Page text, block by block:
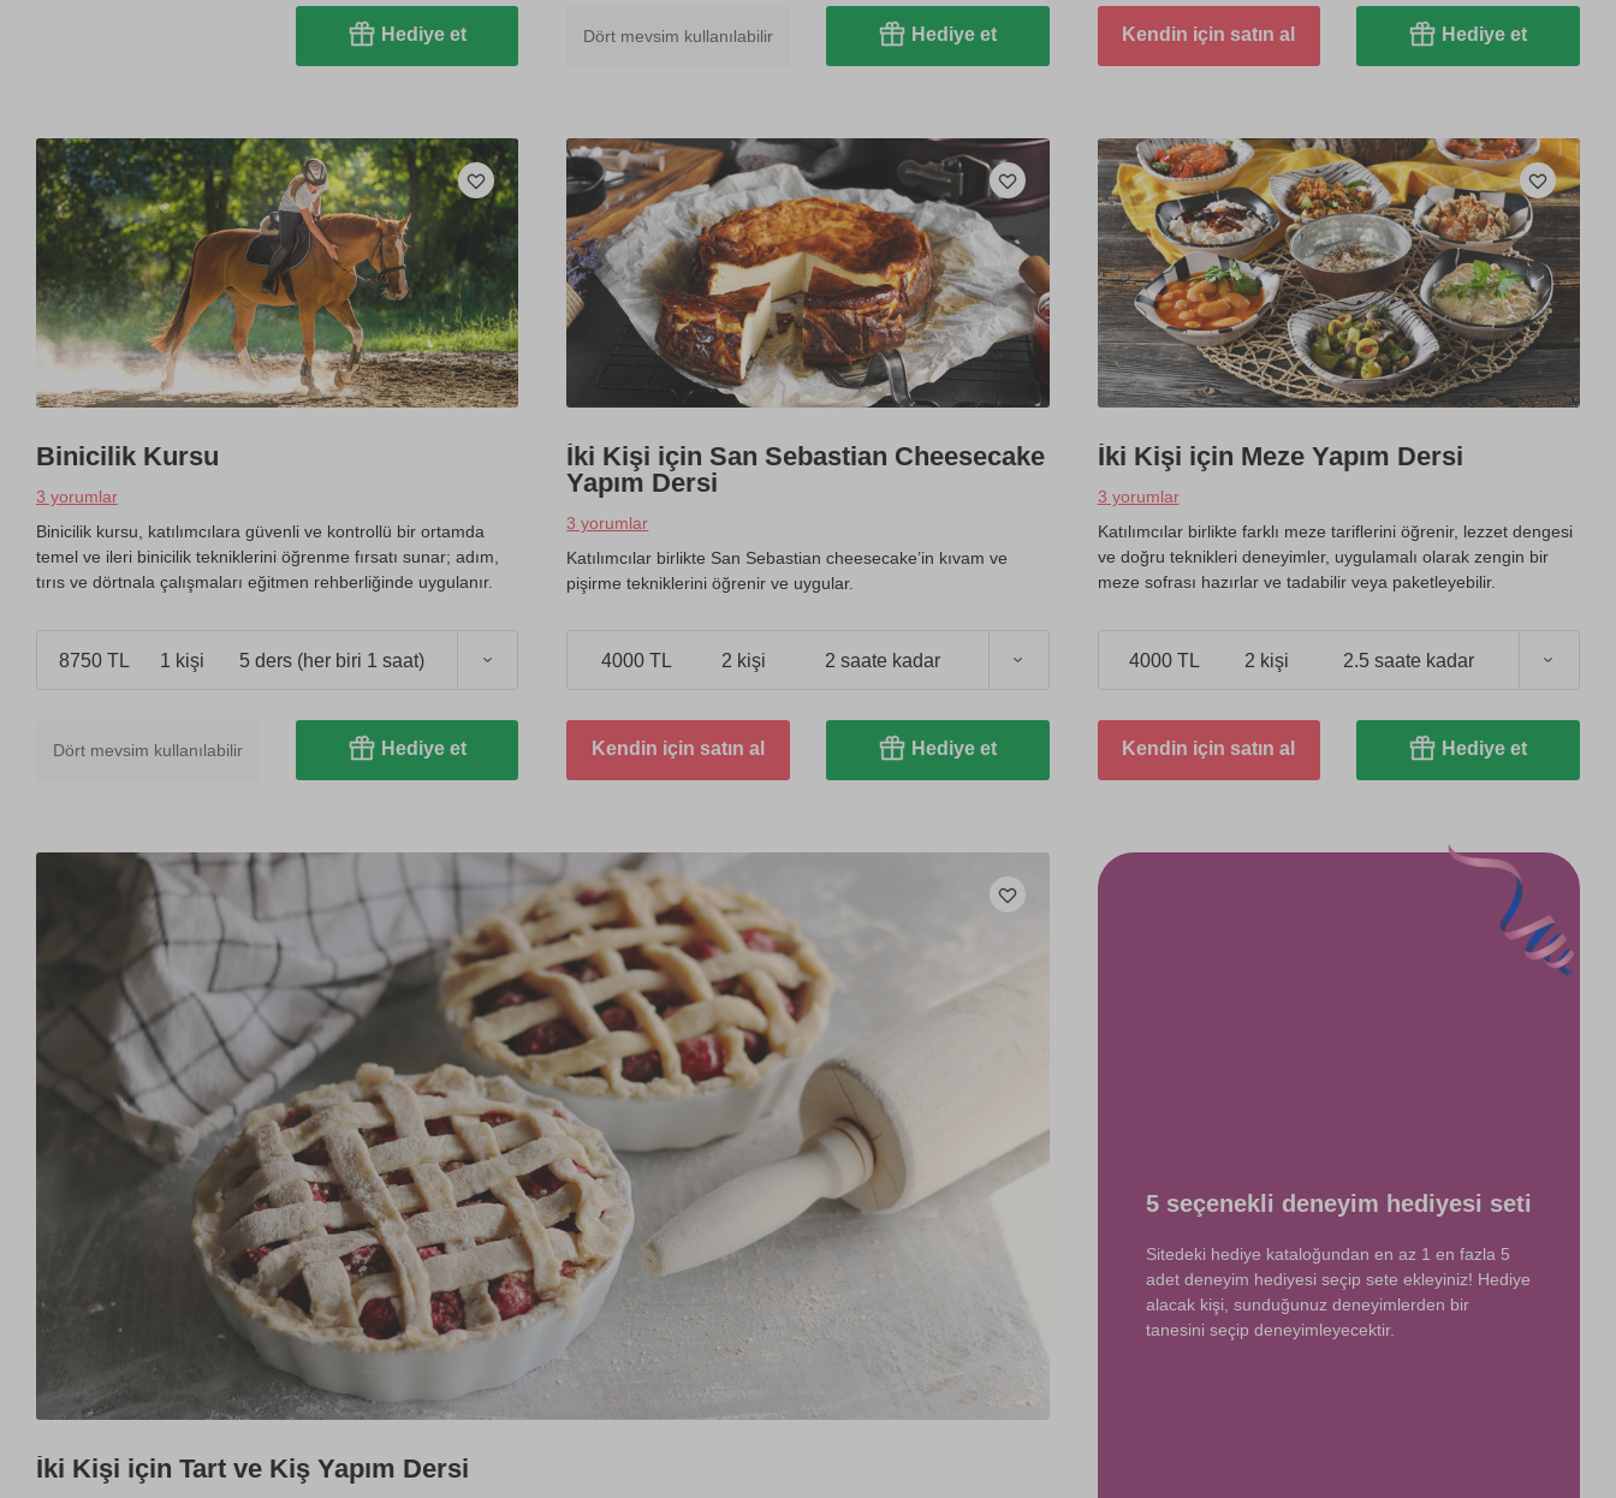
Hediye et Dört mevsim kullanılabilir Hediye et Kendin için satın al Hediye et
Binicilik Kursu
3 yorumlar
Binicilik kursu, katılımcılara güvenli ve kontrollü bir ortamda
temel ve ileri binicilik tekniklerini öğrenme fırsatı sunar; adım,
tırıs ve dörtnala çalışmaları eğitmen rehberliğinde uygulanır.
8750 TL 1 kişi 5 ders (her biri 1 saat)
Dört mevsim kullanılabilir Hediye et
İki Kişi için San Sebastian Cheesecake
Yapım Dersi
3 yorumlar
Katılımcılar birlikte San Sebastian cheesecake’in kıvam ve
pişirme tekniklerini öğrenir ve uygular.
4000 TL 2 kişi 2 saate kadar
Kendin için satın al Hediye et
İki Kişi için Meze Yapım Dersi
3 yorumlar
Katılımcılar birlikte farklı meze tariflerini öğrenir, lezzet dengesi
ve doğru teknikleri deneyimler, uygulamalı olarak zengin bir
meze sofrası hazırlar ve tadabilir veya paketleyebilir.
4000 TL 2 kişi 2.5 saate kadar
Kendin için satın al Hediye et
İki Kişi için Tart ve Kiş Yapım Dersi
5 seçenekli deneyim hediyesi seti
Sitedeki hediye kataloğundan en az 1 en fazla 5
adet deneyim hediyesi seçip sete ekleyiniz! Hediye
alacak kişi, sunduğunuz deneyimlerden bir
tanesini seçip deneyimleyecektir.